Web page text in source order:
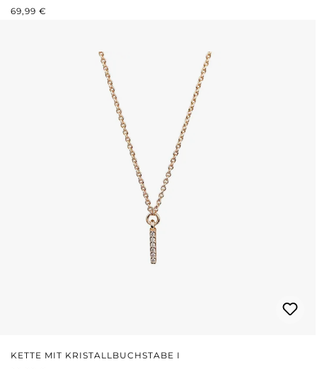
REGULÄRER PREIS:
69,99 €
KETTE MIT KRISTALLBUCHSTABE I